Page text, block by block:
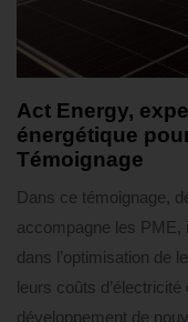
Act Energy,
énergétique
Témoignage
Dans ce témoignage,
accompagne les PME,
dans l’optimisation de
leurs coûts
développement de